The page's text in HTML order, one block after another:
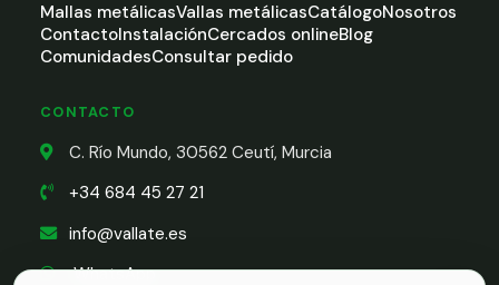
Mallas metálicasVallas metálicasCatálogoNosotros
ContactoInstalaciónCercados onlineBlog
ComunidadesConsultar pedido
CONTACTO
C. Río Mundo, 30562 Ceutí, Murcia
+34 684 45 27 21
info@vallate.es
WhatsApp